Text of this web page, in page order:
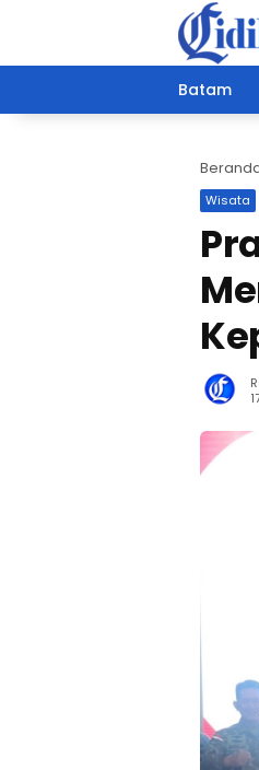
Batam
Wisata